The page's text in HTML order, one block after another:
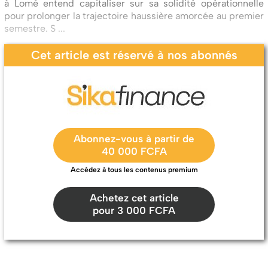
à Lomé entend capitaliser sur sa solidité opérationnelle
pour prolonger la trajectoire haussière amorcée au premier
semestre. S ...
Cet article est réservé à nos abonnés
Abonnez-vous à partir de
40 000 FCFA
Accédez à tous les contenus premium
Achetez cet article
pour 3 000 FCFA